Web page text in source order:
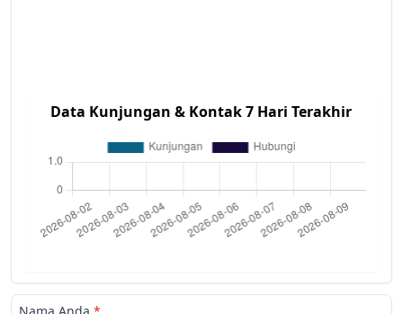
Data Kunjungan & Kontak 7 Hari Terakhir